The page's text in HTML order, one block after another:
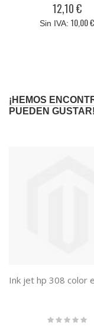
12,10 €
10,00 €
¡HEMOS
PUEDEN GUSTAR!
Rating: